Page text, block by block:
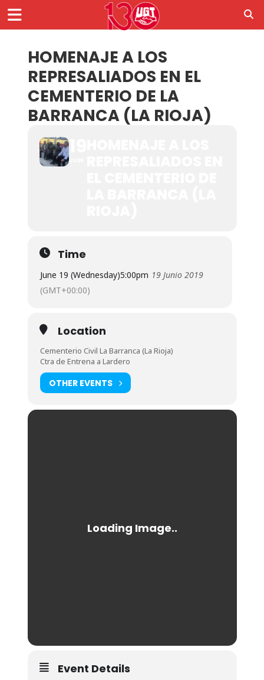
HOMENAJE A LOS
REPRESALIADOS EN EL
CEMENTERIO DE LA
BARRANCA (LA RIOJA)
19
JUN
Time
June 19 (Wednesday)5:00pm 19 Junio 2019
(GMT+00:00)
Location
Cementerio Civil La Barranca (La Rioja)
Ctra de Entrena a Lardero
OTHER EVENTS
Event Details